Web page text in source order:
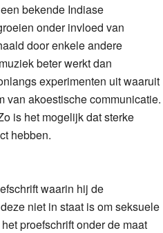
bekende Indiase
onder invloed van
door enkele andere
beter werkt dan
experimenten uit waaruit
van akoestische communicatie.
is het mogelijk dat sterke
hebben.
waarin hij de
niet in staat is om seksuele
proefschrift onder de maat